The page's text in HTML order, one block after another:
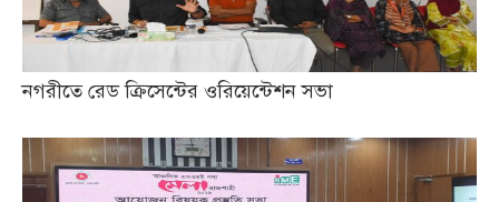
নগরীতে রেড ক্রিসেন্টের ওরিয়েন্টেশন সভা